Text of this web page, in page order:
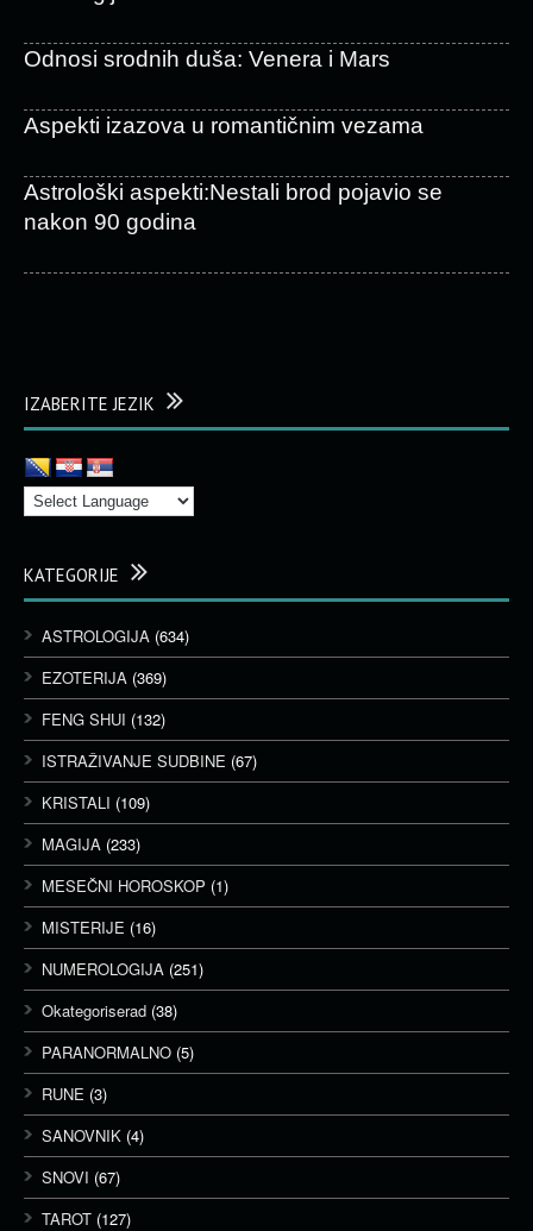
Odnosi srodnih duša: Venera i Mars
Aspekti izazova u romantičnim vezama
Astrološki aspekti:Nestali brod pojavio se
nakon 90 godina
IZABERITE JEZIK
KATEGORIJE
ASTROLOGIJA (634)
EZOTERIJA (369)
FENG SHUI (132)
ISTRAŽIVANJE SUDBINE (67)
KRISTALI (109)
MAGIJA (233)
MESEČNI HOROSKOP (1)
MISTERIJE (16)
NUMEROLOGIJA (251)
Okategoriserad (38)
PARANORMALNO (5)
RUNE (3)
SANOVNIK (4)
SNOVI (67)
TAROT (127)